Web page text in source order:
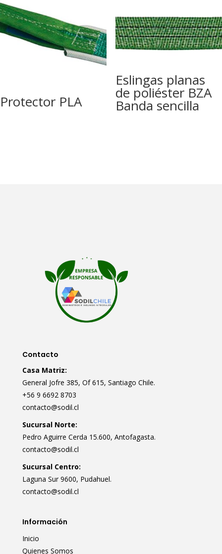
Protector PLA
Eslingas planas
de poliéster BZA
Banda sencilla
Contacto
Casa Matriz:
General Jofre 385, Of 615, Santiago Chile.
+56 9 6692 8703
contacto@sodil.cl
Sucursal Norte:
Pedro Aguirre Cerda 15.600, Antofagasta.
contacto@sodil.cl
Sucursal Centro:
Laguna Sur 9600, Pudahuel.
contacto@sodil.cl
Información
Inicio
Quienes Somos